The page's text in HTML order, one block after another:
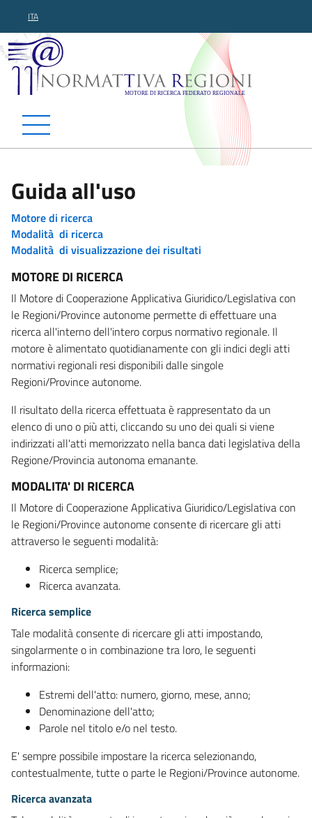
ITA
Normattiva Regioni -
Guida all'uso
Motore di ricerca
Modalità di ricerca
Modalità di visualizzazione dei risultati
MOTORE DI RICERCA
Il Motore di Cooperazione Applicativa Giuridico/Legislativa con
le Regioni/Province autonome permette di effettuare una
ricerca all'interno dell'intero corpus normativo regionale. Il
motore è alimentato quotidianamente con gli indici degli atti
normativi regionali resi disponibili dalle singole
Regioni/Province autonome.
Il risultato della ricerca effettuata è rappresentato da un
elenco di uno o più atti, cliccando su uno dei quali si viene
indirizzati all'atti memorizzato nella banca dati legislativa della
Regione/Provincia autonoma emanante.
MODALITA' DI RICERCA
Il Motore di Cooperazione Applicativa Giuridico/Legislativa con
le Regioni/Province autonome consente di ricercare gli atti
attraverso le seguenti modalità:
Ricerca semplice;
Ricerca avanzata.
Ricerca semplice
Tale modalità consente di ricercare gli atti impostando,
singolarmente o in combinazione tra loro, le seguenti
informazioni:
Estremi dell'atto: numero, giorno, mese, anno;
Denominazione dell'atto;
Parole nel titolo e/o nel testo.
E' sempre possibile impostare la ricerca selezionando,
contestualmente, tutte o parte le Regioni/Province autonome.
Ricerca avanzata